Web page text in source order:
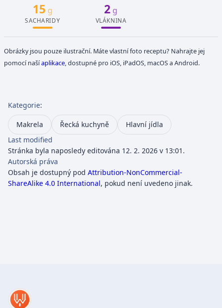
15 g
SACHARIDY
2 g
VLÁKNINA
Obrázky jsou pouze ilustrační. Máte vlastní foto receptu? Nahrajte jej
pomocí našíaplikace, dostupné pro iOS, iPadOS, macOS a Android.
Kategorie:
Makrela Řecká kuchyně
Hlavní jídla
Last modified
Stránka byla naposledy editována 12. 2. 2026 v 13:01.
Autorská práva
Obsah je dostupný pod Attribution-NonCommercial-
ShareAlike 4.0 International, pokud není uvedeno jinak.